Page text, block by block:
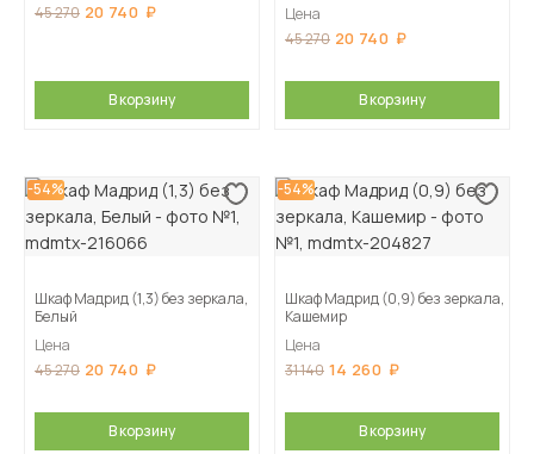
45 270 20 740
В корзину
Цена
45 270 20 740
В корзину
-54%
Шкаф Мадрид (1,3) без зеркала,
Белый
Цена
45 270 20 740
В корзину
-54%
Шкаф Мадрид (0,9) без зеркала,
Кашемир
Цена
31 140 14 260
В корзину